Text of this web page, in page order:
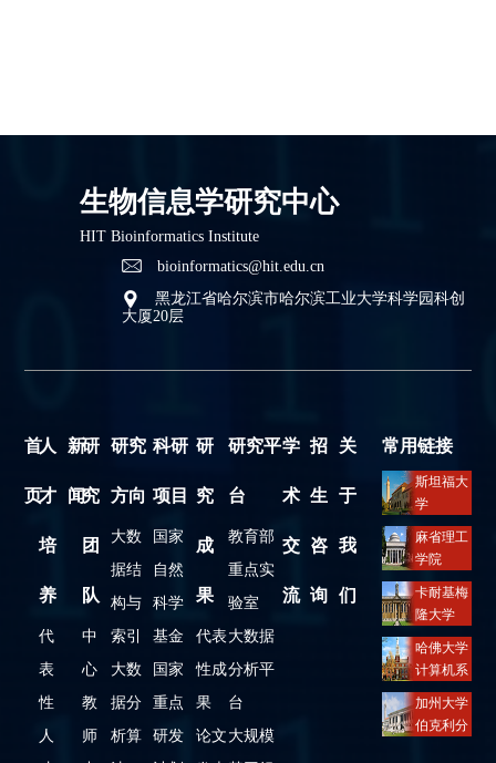
生物信息学研究中心
HIT Bioinformatics Institute
bioinformatics@hit.edu.cn
黑龙江省哈尔滨市哈尔滨工业大学科学园科创
大厦20层
首
页
人
才
培
养
代
表
性
人
新
闻
研
究
团
队
中
心
教
师
研究
方向
大数
据结
构与
索引
大数
据分
析算
科研
项目
国家
自然
科学
基金
国家
重点
研发
研
究
成
果
代表
性成
果
论文
研究平
台
教育部
重点实
验室
大数据
分析平
台
大规模
学
术
交
流
招
生
咨
询
关
于
我
们
常用链接
斯坦福大
学
计算机科
学系
麻省理工
学院
电子工程
与计算机
系
卡耐基梅
隆大学
计算机科
学学院
哈佛大学
计算机系
加州大学
伯克利分